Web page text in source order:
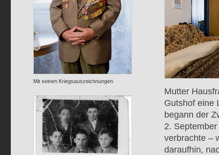
Mit seinen Kriegsauszeichnungen
Mutter
Gutshof eine
begann der
2.
verbrachte –
daraufhin,